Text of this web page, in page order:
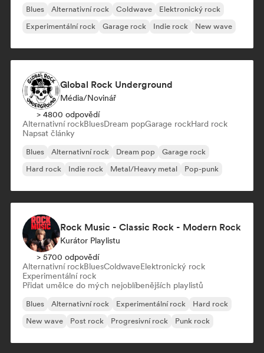
Blues Alternativní rock Coldwave
Elektronický rock
Experimentální rock
Garage rock Indie rock New wave
Global Rock Underground
Média/novinář
> 4800 odpovědí
Alternativní rockBluesDream popGarage rockHard rock
Napsat články
Blues Alternativní rock Dream pop
Garage rock
Hard rock
Indie rock Metal/Heavy metal Pop-punk
Rock Music - Classic Rock - Modern Rock
Kurátor Playlistu
> 5700 odpovědí
Alternativní rockBluesColdwaveElektronický rock
Experimentální rock
Přidat umělce do mých nejoblíbenějších playlistů
Blues Alternativní rock Experimentální rock
Hard rock
New wave
Post rock Progresivní rock Punk rock